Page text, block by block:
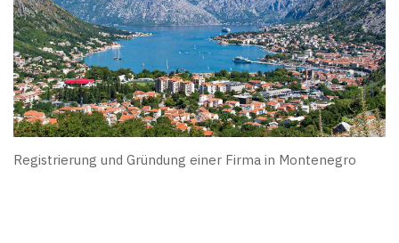
Registrierung und Gründung einer Firma in Montenegro